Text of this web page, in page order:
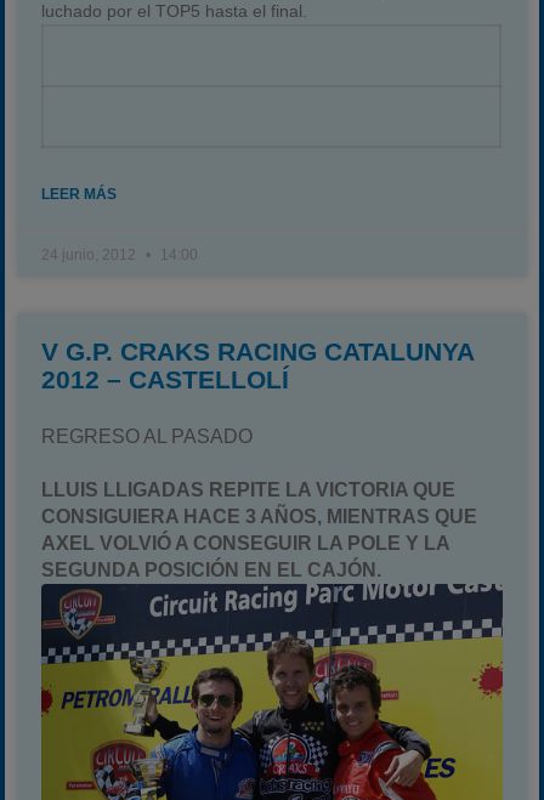
luchado por el TOP5 hasta el final.
LEER MÁS
24 junio, 2012 14:00
V G.P. CRAKS RACING CATALUNYA
2012 – CASTELLOLÍ
REGRESO AL PASADO
LLUIS LLIGADAS REPITE LA VICTORIA QUE
CONSIGUIERA HACE 3 AÑOS, MIENTRAS QUE
AXEL VOLVIÓ A CONSEGUIR LA POLE Y LA
SEGUNDA POSICIÓN EN EL CAJÓN.